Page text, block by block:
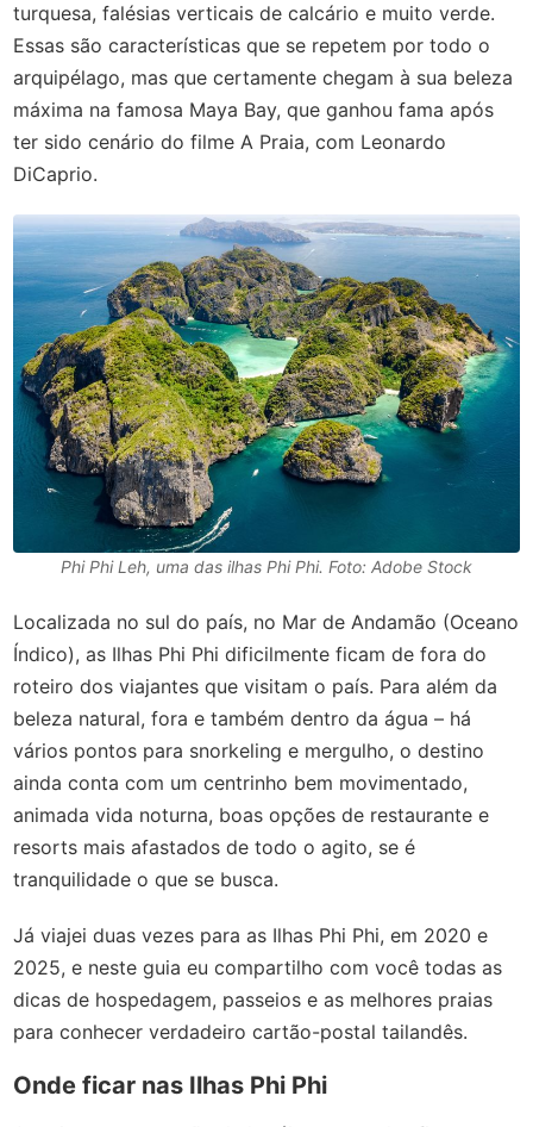
turquesa, falésias verticais de calcário e muito verde.
Essas são características que se repetem por todo o
arquipélago, mas que certamente chegam à sua beleza
máxima na famosa Maya Bay, que ganhou fama após
ter sido cenário do filme A Praia, com Leonardo
DiCaprio.
Phi Phi Leh, uma das ilhas Phi Phi. Foto: Adobe Stock
Localizada no sul do país, no Mar de Andamão (Oceano
Índico), as Ilhas Phi Phi dificilmente ficam de fora do
roteiro dos viajantes que visitam o país. Para além da
beleza natural, fora e também dentro da água – há
vários pontos para snorkeling e mergulho, o destino
ainda conta com um centrinho bem movimentado,
animada vida noturna, boas opções de restaurante e
resorts mais afastados de todo o agito, se é
tranquilidade o que se busca.
Já viajei duas vezes para as Ilhas Phi Phi, em 2020 e
2025, e neste guia eu compartilho com você todas as
dicas de hospedagem, passeios e as melhores praias
para conhecer verdadeiro cartão-postal tailandês.
Onde ficar nas Ilhas Phi Phi